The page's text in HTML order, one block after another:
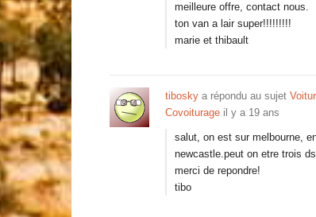
meilleure offre, contact nous.
ton van a lair super!!!!!!!!!
marie et thibault
tibosky a répondu au sujet
Covoiturage il y a 19 ans
salut, on est sur melbourne,
newcastle.peut on etre trois
merci de repondre!
tibo